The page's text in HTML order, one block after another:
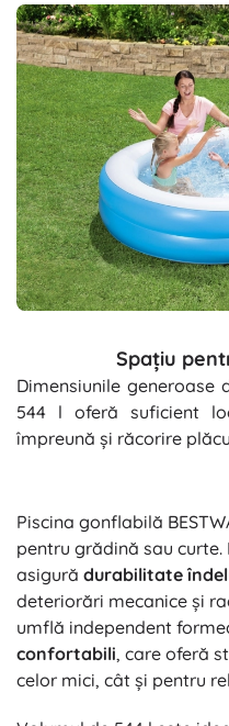
Spațiu
Dimensiunile generoase
544 l oferă suficient
împreună și răcorire
Piscina gonflabilă
pentru grădină sau
asigură durabilitate
deteriorări mecanice și
umflă independent
confortabili, care oferă
celor mici, cât și pentru